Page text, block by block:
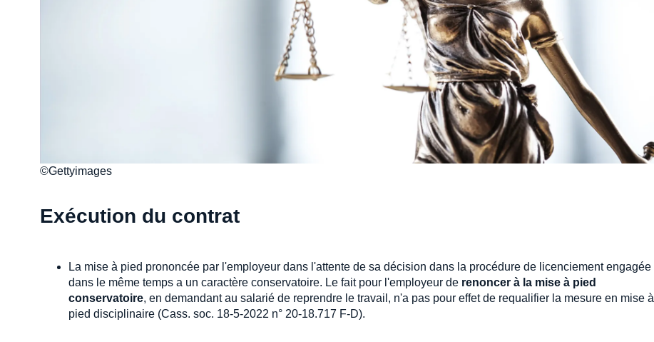
©Gettyimages
Exécution du contrat
La mise à pied prononcée par l'employeur dans l'attente de sa décision dans la procédure de licenciement engagée
dans le même temps a un caractère conservatoire. Le fait pour l'employeur de renoncer à la mise à pied
conservatoire, en demandant au salarié de reprendre le travail, n'a pas pour effet de requalifier la mesure en mise à
pied disciplinaire (Cass. soc. 18-5-2022 n° 20-18.717 F-D).